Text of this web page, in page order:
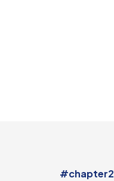
#chapter2